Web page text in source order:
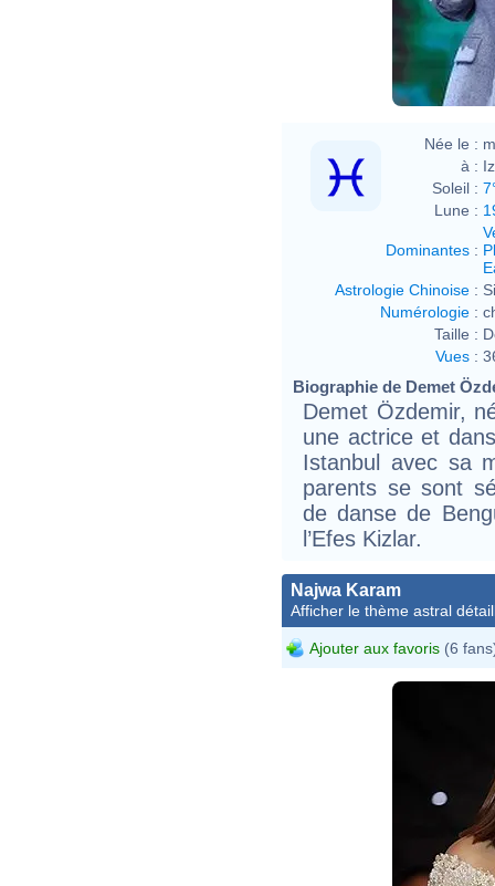
Née le :
à :
Soleil :
Lune :
Dominantes :
Astrologie Chinoise :
Numérologie :
Taille :
Vues :
Biographie de Demet
Demet Özdemir,
une actrice et
Istanbul avec sa
parents se sont
de danse de
l’Efes Kizlar.
Najwa Karam
Afficher le thème astral
Ajouter aux favoris (6